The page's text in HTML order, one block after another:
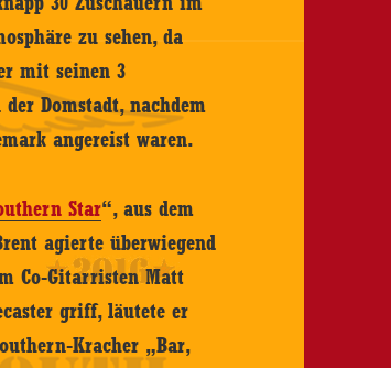
zu sehen, da
mit seinen 3
Domstadt, nachdem
angereist waren.
Star“, aus dem
agierte überwiegend
Co-Gitarristen Matt
griff, läutete er
Kracher „Bar,